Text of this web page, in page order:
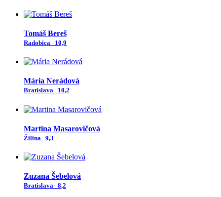
Tomáš Bereš
Radobica 10,9
Mária Nerádová
Bratislava 10,2
Martina Masarovičová
Žilina 9,3
Zuzana Šebelová
Bratislava 8,2